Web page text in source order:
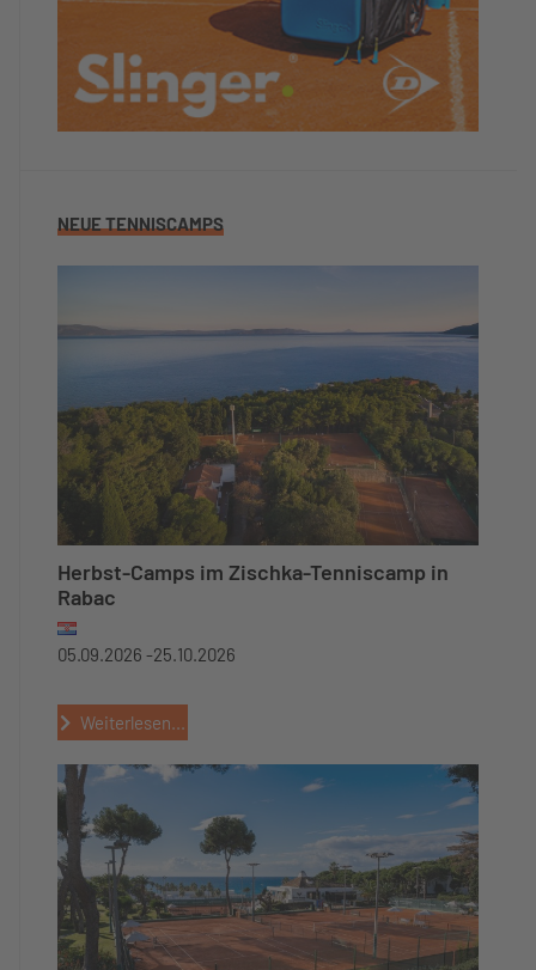
NEUE TENNISCAMPS
Herbst-Camps im Zischka-Tenniscamp in
Rabac
05.09.2026 -25.10.2026
Weiterlesen...